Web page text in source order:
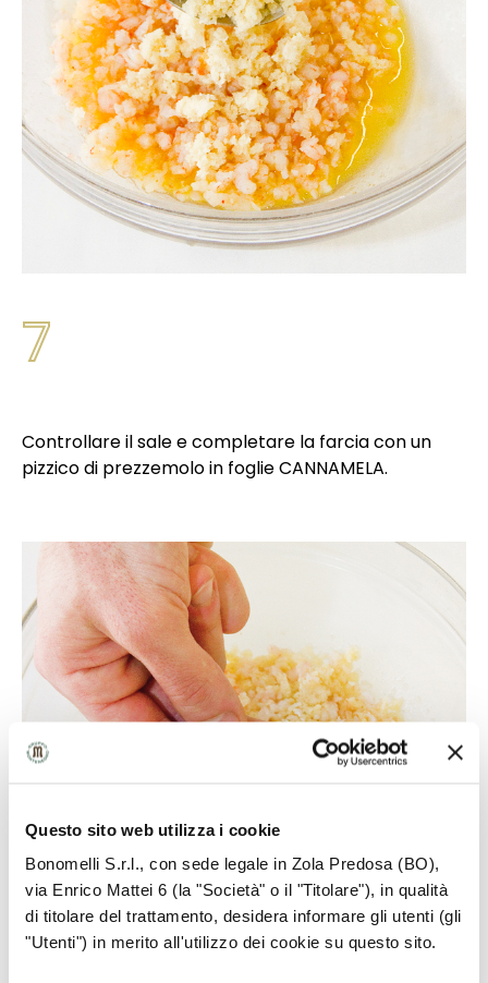
Questo sito web utilizza i cookie
Bonomelli S.r.l., con sede legale in Zola Predosa (BO),
via Enrico Mattei 6 (la "Società" o il "Titolare"), in qualità
di titolare del trattamento, desidera informare gli utenti (gli
"Utenti") in merito all'utilizzo dei cookie su questo sito.
7
Controllare il sale e completare la farcia con un
pizzico di prezzemolo in foglie CANNAMELA.